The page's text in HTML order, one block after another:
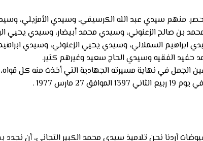
منهم سيدي عبد الله الكرسيفي، وسيدي الأمزيلي،
بن صالح الزعنوني، وسيدي محمد أبيضار، وسيدي
السملالي، وسيدي يحيي الزعنوني، وسيدي
حفيد الفقيه وسيدي الحاج سعيد وغيرهم كثير.
عين الجمل في نهاية مسيرته الجهادية التي أخذت منه
1977 .
أردنا نحن تلاميذ سيدي محمد الكبير التجاني، أن